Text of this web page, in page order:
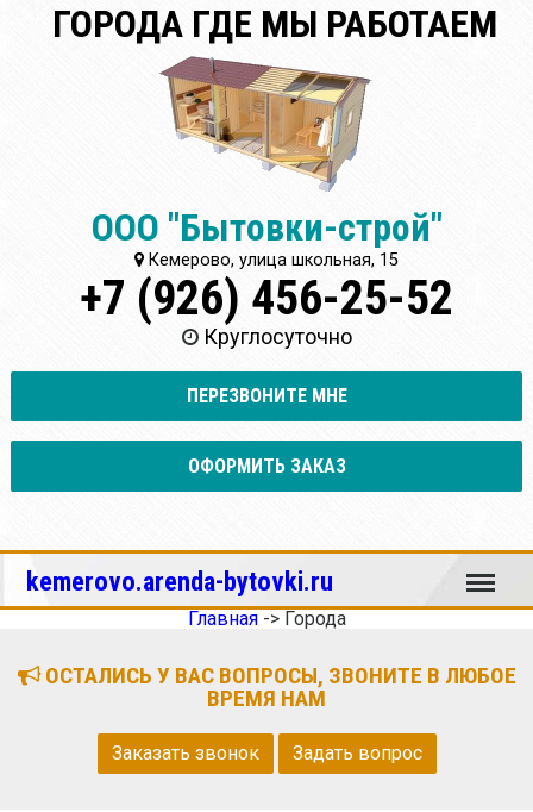
ГОРОДА ГДЕ МЫ РАБОТАЕМ
ООО "Бытовки-строй"
Кемерово, улица школьная, 15
+7 (926) 456-25-52
Круглосуточно
ПЕРЕЗВОНИТЕ МНЕ
ОФОРМИТЬ ЗАКАЗ
kemerovo.arenda-bytovki.ru Меню
Главная-> Города
ОСТАЛИСЬ У ВАС ВОПРОСЫ, ЗВОНИТЕ В ЛЮБОЕ
ВРЕМЯ НАМ
Заказать звонок Задать вопрос